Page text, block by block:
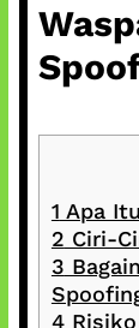
1 Apa
2 Ciri-
3
4Risiko